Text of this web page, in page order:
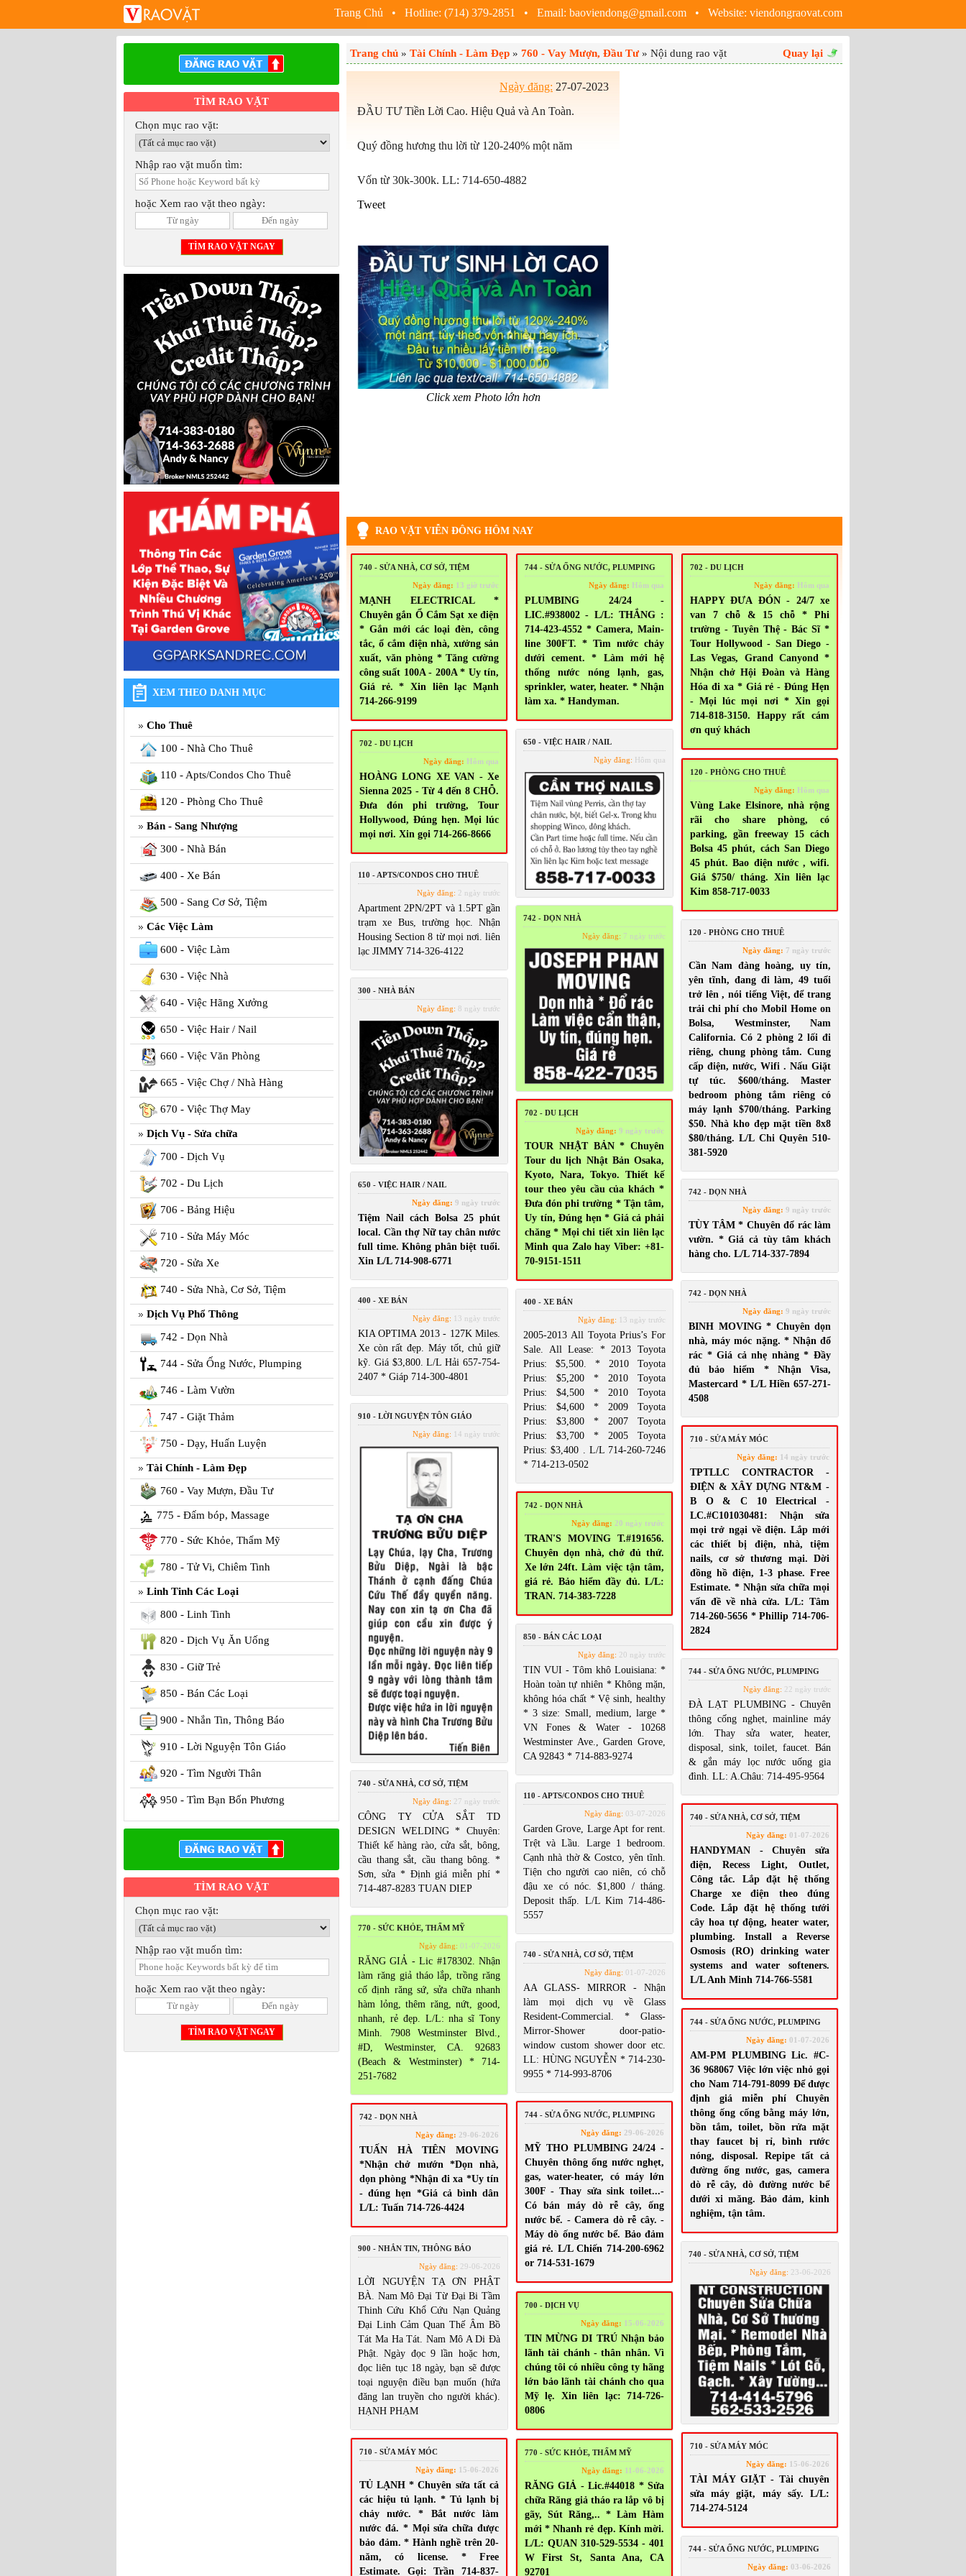
Trang Chủ • Hotline: (714) 379-2851 • Email: baoviendong@gmail.com • Website: viendongraovat.com
TÌM RAO VẶT
Chọn mục rao vặt:
Nhập rao vặt muốn tìm:
hoặc Xem rao vặt theo ngày:
XEM THEO DANH MỤC
Cho Thuê
100 - Nhà Cho Thuê
110 - Apts/Condos Cho Thuê
120 - Phòng Cho Thuê
Bán - Sang Nhượng
300 - Nhà Bán
400 - Xe Bán
500 - Sang Cơ Sở, Tiệm
Các Việc Làm
600 - Việc Làm
630 - Việc Nhà
640 - Việc Hãng Xưởng
650 - Việc Hair / Nail
660 - Việc Văn Phòng
665 - Việc Chợ / Nhà Hàng
670 - Việc Thợ May
Dịch Vụ - Sửa chữa
700 - Dịch Vụ
702 - Du Lịch
706 - Bảng Hiệu
710 - Sửa Máy Móc
720 - Sửa Xe
740 - Sửa Nhà, Cơ Sở, Tiệm
Dịch Vụ Phổ Thông
742 - Dọn Nhà
744 - Sửa Ống Nước, Plumping
746 - Làm Vườn
747 - Giặt Thảm
750 - Dạy, Huấn Luyện
Tài Chính - Làm Đẹp
760 - Vay Mượn, Đầu Tư
775 - Đấm bóp, Massage
770 - Sức Khỏe, Thẩm Mỹ
780 - Tử Vi, Chiêm Tinh
Linh Tinh Các Loại
800 - Linh Tinh
820 - Dịch Vụ Ăn Uống
830 - Giữ Trẻ
850 - Bán Các Loại
900 - Nhắn Tin, Thông Báo
910 - Lời Nguyện Tôn Giáo
920 - Tìm Người Thân
950 - Tìm Bạn Bốn Phương
TÌM RAO VẶT
Chọn mục rao vặt:
Nhập rao vặt muốn tìm:
hoặc Xem rao vặt theo ngày:
Trang chủ » Tài Chính - Làm Đẹp » 760 - Vay Mượn, Đầu Tư» Nội dung rao vặt Quay lại
Ngày đăng: 27-07-2023
ĐẦU TƯ Tiền Lời Cao. Hiệu Quả và An Toàn.
Quý đồng hương thu lời từ 120-240% một năm
Vốn từ 30k-300k. LL: 714-650-4882
Tweet
Click xem Photo lớn hơn
RAO VẶT VIỄN ĐÔNG HÔM NAY
740 - SỬA NHÀ, CƠ SỞ, TIỆM
Ngày đăng: 13 giờ trước
MẠNH ELECTRICAL *
Chuyên gắn Ổ Cắm Sạt xe điện
* Gắn mới các loại đèn, công
tắc, ổ cắm điện nhà, xưởng sản
xuất, văn phòng * Tăng cường
công suất 100A - 200A * Uy tín,
Giá rẻ. * Xin liên lạc Mạnh
714-266-9199
744 - SỬA ỐNG NƯỚC, PLUMPING
Ngày đăng: Hôm qua
PLUMBING 24/24 -
LIC.#938002 - L/L: THẮNG :
714-423-4552 * Camera, Main-
line 300FT. * Tìm nước chảy
dưới cement. * Làm mới hệ
thống nước nóng lạnh, gas,
sprinkler, water, heater. * Nhận
làm xa. * Handyman.
702 - DU LỊCH
Ngày đăng: Hôm qua
HAPPY ĐƯA ĐÓN - 24/7 xe
van 7 chỗ & 15 chỗ * Phi
trường - Tuyên Thệ - Bác Sĩ *
Tour Hollywood - San Diego -
Las Vegas, Grand Canyond *
Nhận chở Hội Đoàn và Hàng
Hóa đi xa * Giá rẻ - Đúng Hẹn
- Mọi lúc mọi nơi * Xin gọi
714-818-3150. Happy rất cám
ơn quý khách
702 - DU LỊCH
Ngày đăng: Hôm qua
HOÀNG LONG XE VAN - Xe
Sienna 2025 - Từ 4 đến 8 CHỖ.
Đưa đón phi trường, Tour
Hollywood, Đúng hẹn. Mọi lúc
mọi nơi. Xin gọi 714-266-8666
650 - VIỆC HAIR / NAIL
Ngày đăng: Hôm qua
120 - PHÒNG CHO THUÊ
Ngày đăng: Hôm qua
Vùng Lake Elsinore, nhà rộng
rãi cho share phòng, có
parking, gần freeway 15 cách
Bolsa 45 phút, cách San Diego
45 phút. Bao điện nước , wifi.
Giá $750/ tháng. Xin liên lạc
Kim 858-717-0033
110 - APTS/CONDOS CHO THUÊ
Ngày đăng: 2 ngày trước
Apartment 2PN/2PT và 1.5PT gần
trạm xe Bus, trường học. Nhận
Housing Section 8 từ mọi nơi. liên
lạc JIMMY 714-326-4122
742 - DỌN NHÀ
Ngày đăng: 7 ngày trước 120 - PHÒNG CHO THUÊ
Ngày đăng: 7 ngày trước
Cần Nam đàng hoàng, uy tín,
yên tĩnh, đang đi làm, 49 tuổi
trở lên , nói tiếng Việt, để trang
trải chi phí cho Mobil Home on
Bolsa, Westminster, Nam
California. Có 2 phòng 2 lối đi
riêng, chung phòng tắm. Cung
cấp điện, nước, Wifi . Nấu Giặt
tự túc. $600/tháng. Master
bedroom phòng tắm riêng có
máy lạnh $700/tháng. Parking
$50. Nhà kho đẹp mặt tiền 8x8
$80/tháng. L/L Chi Quyên 510-
381-5920
300 - NHÀ BÁN
Ngày đăng: 8 ngày trước
702 - DU LỊCH
Ngày đăng: 9 ngày trước
TOUR NHẬT BẢN * Chuyên
Tour du lịch Nhật Bản Osaka,
Kyoto, Nara, Tokyo. Thiết kế
tour theo yêu cầu của khách *
Đưa đón phi trường * Tận tâm,
Uy tín, Đúng hẹn * Giá cả phải
chăng * Mọi chi tiết xin liên lạc
Minh qua Zalo hay Viber: +81-
70-9151-1511
650 - VIỆC HAIR / NAIL
Ngày đăng: 9 ngày trước
Tiệm Nail cách Bolsa 25 phút
local. Cần thợ Nữ tay chân nước
full time. Không phân biệt tuổi.
Xin L/L 714-908-6771
742 - DỌN NHÀ
Ngày đăng: 9 ngày trước
TÙY TÂM * Chuyên đổ rác làm
vườn. * Giá cả tùy tâm khách
hàng cho. L/L 714-337-7894
742 - DỌN NHÀ
Ngày đăng: 9 ngày trước
BINH MOVING * Chuyên dọn
nhà, máy móc nặng. * Nhận đổ
rác * Giá cả nhẹ nhàng * Đầy
đủ bảo hiểm * Nhận Visa,
Mastercard * L/L Hiền 657-271-
4508
400 - XE BÁN
Ngày đăng: 13 ngày trước
KIA OPTIMA 2013 - 127K Miles.
Xe còn rất đẹp. Máy tốt, chủ giữ
kỹ. Giá $3,800. L/L Hải 657-754-
2407 * Giáp 714-300-4801
400 - XE BÁN
Ngày đăng: 13 ngày trước
2005-2013 All Toyota Prius’s For
Sale. All Lease: * 2013 Toyota
Prius: $5,500. * 2010 Toyota
Prius: $5,200 * 2010 Toyota
Prius: $4,500 * 2010 Toyota
Prius: $4,600 * 2009 Toyota
Prius: $3,800 * 2007 Toyota
Prius: $3,700 * 2005 Toyota
Prius: $3,400 . L/L 714-260-7246
* 714-213-0502
910 - LỜI NGUYỆN TÔN GIÁO
Ngày đăng: 14 ngày trước
710 - SỬA MÁY MÓC
Ngày đăng: 14 ngày trước
TPTLLC CONTRACTOR -
ĐIỆN & XÂY DỰNG NT&M -
B O & C 10 Electrical -
LC.#C101030481: Nhận sửa
mọi trở ngại về điện. Lắp mới
các thiết bị điện, nhà, tiệm
nails, cơ sở thương mại. Dời
đồng hồ điện, 1-3 phase. Free
Estimate. * Nhận sửa chữa mọi
vấn đề về nhà cửa. L/L: Tâm
714-260-5656 * Phillip 714-706-
2824
742 - DỌN NHÀ
Ngày đăng: 20 ngày trước
TRAN'S MOVING T.#191656.
Chuyên dọn nhà, chở đủ thứ.
Xe lớn 24ft. Làm việc tận tâm,
giá rẻ. Bảo hiểm đầy đủ. L/L:
TRAN. 714-383-7228
850 - BÁN CÁC LOẠI
Ngày đăng: 20 ngày trước
TIN VUI - Tôm khô Louisiana: *
Hoàn toàn tự nhiên * Không mặn,
không hóa chất * Vệ sinh, healthy
* 3 size: Small, medium, large *
VN Fones & Water - 10268
Westminster Ave., Garden Grove,
CA 92843 * 714-883-9274
744 - SỬA ỐNG NƯỚC, PLUMPING
Ngày đăng: 22 ngày trước
ĐÀ LẠT PLUMBING - Chuyên
thông cống nghẹt, mainline máy
lớn. Thay sửa water, heater,
disposal, sink, toilet, faucet. Bán
& gắn máy lọc nước uống gia
đình. LL: A.Châu: 714-495-9564
740 - SỬA NHÀ, CƠ SỞ, TIỆM
Ngày đăng: 27 ngày trước
CÔNG TY CỬA SẮT TD
DESIGN WELDING * Chuyên:
Thiết kế hàng rào, cửa sắt, bông,
cầu thang sắt, cầu thang bông. *
Sơn, sửa * Định giá miễn phí *
714-487-8283 TUAN DIEP
110 - APTS/CONDOS CHO THUÊ
Ngày đăng: 03-07-2026
Garden Grove, Large Apt for rent.
Trệt và Lầu. Large 1 bedroom.
Cạnh nhà thờ & Costco, yên tĩnh.
Tiện cho người cao niên, có chỗ
đậu xe có nóc. $1,800 / tháng.
Deposit thấp. L/L Kim 714-486-
5557
740 - SỬA NHÀ, CƠ SỞ, TIỆM
Ngày đăng: 01-07-2026
HANDYMAN - Chuyên sửa
điện, Recess Light, Outlet,
Công tắc. Lắp đặt hệ thống
Charge xe điện theo đúng
Code. Lắp đặt hệ thống tưới
cây hoa tự động, heater water,
plumbing. Install a Reverse
Osmosis (RO) drinking water
systems and water softeners.
L/L Anh Minh 714-766-5581
770 - SỨC KHỎE, THẨM MỸ
Ngày đăng: 01-07-2026
RĂNG GIẢ - Lic #178302. Nhận
làm răng giả tháo lắp, trồng răng
cố định răng sứ, sửa chữa nhanh
hàm lỏng, thêm răng, nứt, good,
nhanh, rẻ đẹp. L/L: nha sĩ Tony
Minh. 7908 Westminster Blvd.,
#D, Westminster, CA. 92683
(Beach & Westminster) * 714-
251-7682
740 - SỬA NHÀ, CƠ SỞ, TIỆM
Ngày đăng: 01-07-2026
AA GLASS- MIRROR - Nhận
làm mọi dịch vụ về Glass
Resident-Commercial. * Glass-
Mirror-Shower door-patio-
window custom shower door etc.
LL: HÙNG NGUYỄN * 714-230-
9955 * 714-993-8706
744 - SỬA ỐNG NƯỚC, PLUMPING
Ngày đăng: 01-07-2026
AM-PM PLUMBING Lic. #C-
36 968067 Việc lớn việc nhỏ gọi
cho Nam 714-791-8099 Để được
định giá miễn phí Chuyên
thông ống cống bằng máy lớn,
bồn tắm, toilet, bồn rửa mặt
thay faucet bị rỉ, bình rước
nóng, disposal. Repipe tất cả
đường ống nước, gas, camera
dò rễ cây, dò đường nước bể
dưới xi măng. Bảo đảm, kinh
nghiệm, tận tâm.
744 - SỬA ỐNG NƯỚC, PLUMPING
Ngày đăng: 29-06-2026
MỸ THO PLUMBING 24/24 -
Chuyên thông ống nước nghẹt,
gas, water-heater, có máy lớn
300F - Thay sửa sink toilet...-
Có bán máy dò rễ cây, ống
nước bể. - Camera dò rễ cây. -
Máy dò ống nước bể. Bảo đảm
giá rẻ. L/L Chiến 714-200-6962
or 714-531-1679
742 - DỌN NHÀ
Ngày đăng: 29-06-2026
TUẤN HÀ TIÊN MOVING
*Nhận chở mướn *Dọn nhà,
dọn phòng *Nhận đi xa *Uy tín
- đúng hẹn *Giá cả bình dân
L/L: Tuấn 714-726-4424
900 - NHẮN TIN, THÔNG BÁO
Ngày đăng: 29-06-2026
LỜI NGUYỆN TẠ ƠN PHẬT
BÀ. Nam Mô Đại Từ Đại Bi Tầm
Thinh Cứu Khổ Cứu Nạn Quảng
Đại Linh Cảm Quan Thế Âm Bồ
Tát Ma Ha Tát. Nam Mô A Di Đà
Phật. Ngày đọc 9 lần hoặc hơn,
đọc liên tục 18 ngày, bạn sẽ được
toại nguyện điều bạn muốn (hứa
đăng lan truyền cho người khác).
HẠNH PHẠM
740 - SỬA NHÀ, CƠ SỞ, TIỆM
Ngày đăng: 23-06-2026
700 - DỊCH VỤ
Ngày đăng: 15-06-2026
TIN MỪNG DI TRÚ Nhận bảo
lãnh tài chánh - thân nhân. Vì
chúng tôi có nhiều công ty hãng
lớn bảo lãnh tài chánh cho qua
Mỹ lẹ. Xin liên lạc: 714-726-
0806
710 - SỬA MÁY MÓC
Ngày đăng: 15-06-2026
TÀI MÁY GIẶT - Tài chuyên
sửa máy giặt, máy sấy. L/L:
714-274-5124
710 - SỬA MÁY MÓC
Ngày đăng: 15-06-2026
TỦ LẠNH * Chuyên sửa tất cả
các hiệu tủ lạnh. * Tủ lạnh bị
chảy nước. * Bắt nước làm
nước đá. * Mọi sửa chữa được
bảo đảm. * Hành nghề trên 20-
năm, có license. * Free
Estimate. Gọi: Trần 714-837-
770 - SỨC KHỎE, THẨM MỸ
Ngày đăng: 11-06-2026
RĂNG GIẢ - Lic.#44018 * Sửa
chữa Răng giả tháo ra lắp vô bị
gãy, Sút Răng,.. * Làm Hàm
mới * Nhanh rẻ đẹp. Kính mời.
L/L: QUAN 310-529-5534 - 401
W First St, Santa Ana, CA
92701
744 - SỬA ỐNG NƯỚC, PLUMPING
Ngày đăng: 03-06-2026